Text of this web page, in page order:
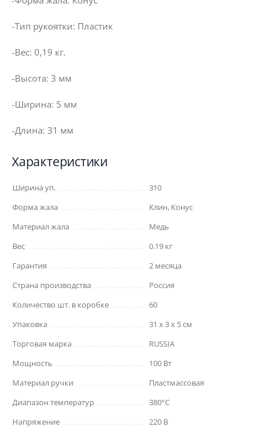
-Тип рукоятки: Пластик
-Вес: 0,19 кг.
-Высота: 3 мм
-Ширина: 5 мм
-Длина: 31 мм
Характеристики
Ширина уп.
310
Форма жала
Клин, Конус
Материал жала
Медь
Вес
0.19 кг
Гарантия
2 месяца
Страна производства
Россия
Количество шт. в коробке
60
Упаковка
31 x 3 x 5 см
Торговая марка
RUSSIA
Мощность
100 Вт
Материал ручки
Пластмассовая
Диапазон температур
380°С
Напряжение
220 В